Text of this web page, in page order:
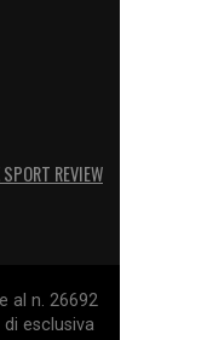
REVIEW
al n. 26692
esclusiva